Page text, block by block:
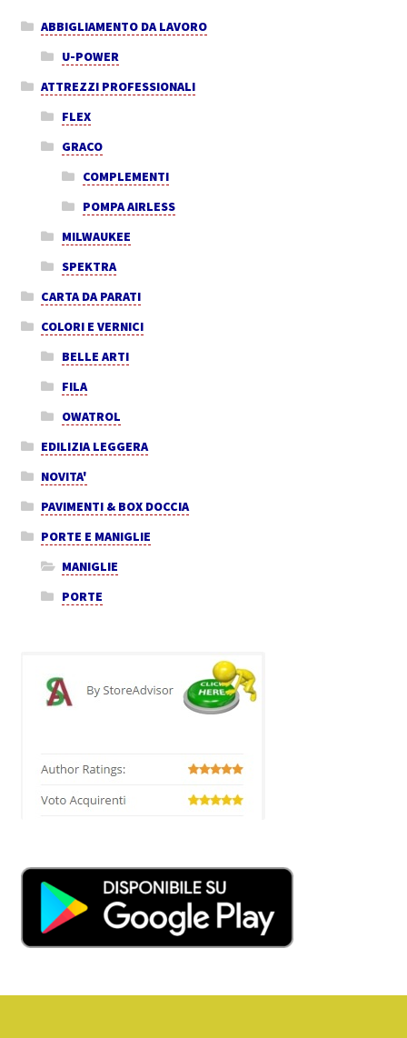
ABBIGLIAMENTO DA LAVORO
U-POWER
ATTREZZI PROFESSIONALI
FLEX
GRACO
COMPLEMENTI
POMPA AIRLESS
MILWAUKEE
SPEKTRA
CARTA DA PARATI
COLORI E VERNICI
BELLE ARTI
FILA
OWATROL
EDILIZIA LEGGERA
NOVITA'
PAVIMENTI & BOX DOCCIA
PORTE E MANIGLIE
MANIGLIE
PORTE